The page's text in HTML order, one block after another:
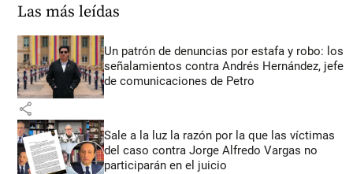
Las más leídas
Un patrón de denuncias por estafa y robo: los
señalamientos contra Andrés Hernández, jefe
de comunicaciones de Petro
share
Sale a la luz la razón por la que las víctimas
del caso contra Jorge Alfredo Vargas no
participarán en el juicio